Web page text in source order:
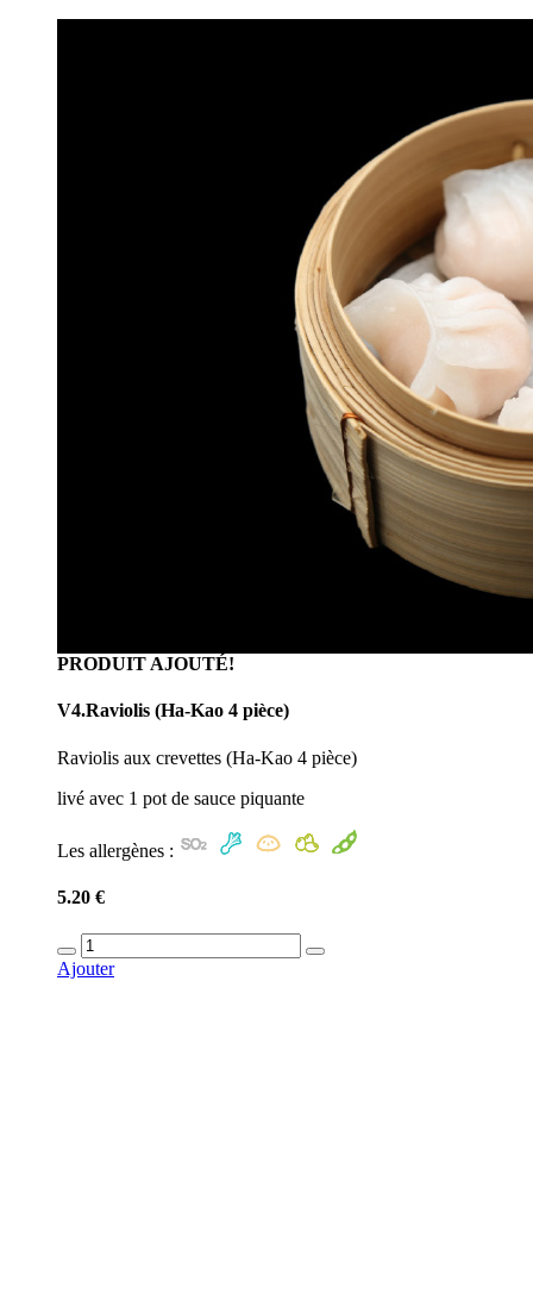
PRODUIT AJOUTÉ!
V4.Raviolis (Ha-Kao 4 pièce)
Raviolis aux crevettes (Ha-Kao 4 pièce)
livé avec 1 pot de sauce piquante
Les allergènes :
5.20 €
Ajouter